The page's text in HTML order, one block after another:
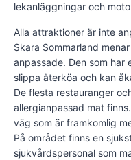
lekanläggningar och
Alla attraktioner är inte
Skara Sommarland
anpassade. Den som
slippa återköa och kan
De flesta restauranger
allergianpassad mat
väg som är framkomlig
På området finns en
sjukvårdspersonal som